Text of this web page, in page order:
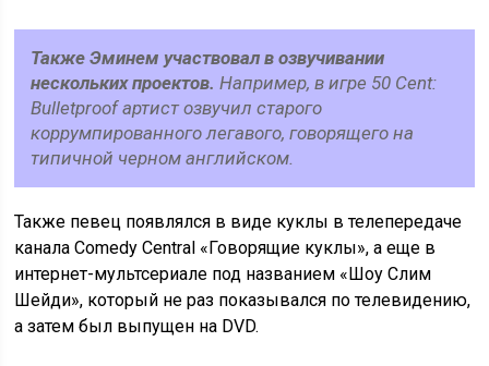
Также Эминем участвовал в озвучивании
нескольких проектов. Например, в игре 50 Cent:
Bulletproof артист озвучил старого
коррумпированного легавого, говорящего на
типичной черном английском.
Также певец появлялся в виде куклы в телепередаче
канала Comedy Central «Говорящие куклы», а еще в
интернет-мультсериале под названием «Шоу Слим
Шейди», который не раз показывался по телевидению,
а затем был выпущен на DVD.